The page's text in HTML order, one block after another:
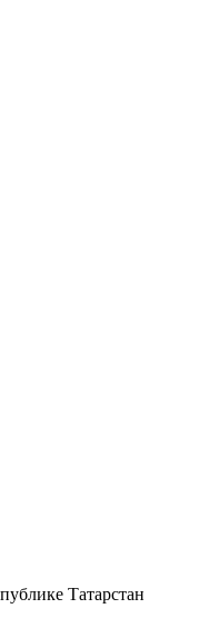
Татарстан